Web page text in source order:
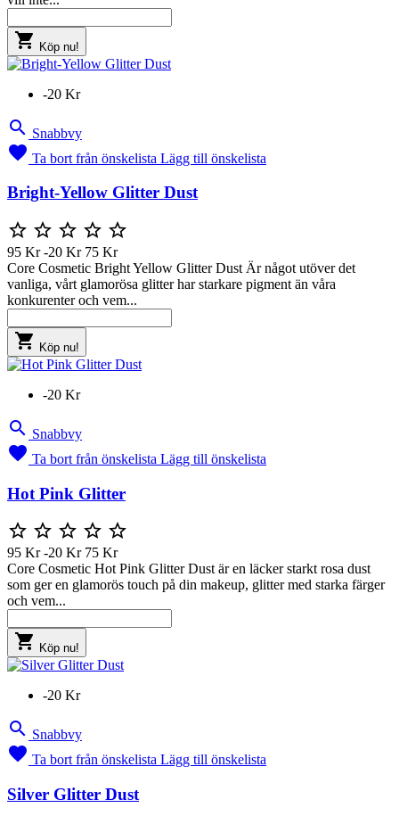
 Köp nu!
-20 Kr
 Snabbvy
 Ta bort från önskelista Lägg till önskelista
Bright-Yellow Glitter Dust
    
95 Kr -20 Kr 75 Kr
Core Cosmetic Bright Yellow Glitter Dust Är något utöver det
vanliga, vårt glamorösa glitter har starkare pigment än våra
konkurenter och vem...
 Köp nu!
-20 Kr
 Snabbvy
 Ta bort från önskelista Lägg till önskelista
Hot Pink Glitter
    
95 Kr -20 Kr 75 Kr
Core Cosmetic Hot Pink Glitter Dust är en läcker starkt rosa dust
som ger en glamorös touch på din makeup, glitter med starka färger
och vem...
 Köp nu!
-20 Kr
 Snabbvy
 Ta bort från önskelista Lägg till önskelista
Silver Glitter Dust